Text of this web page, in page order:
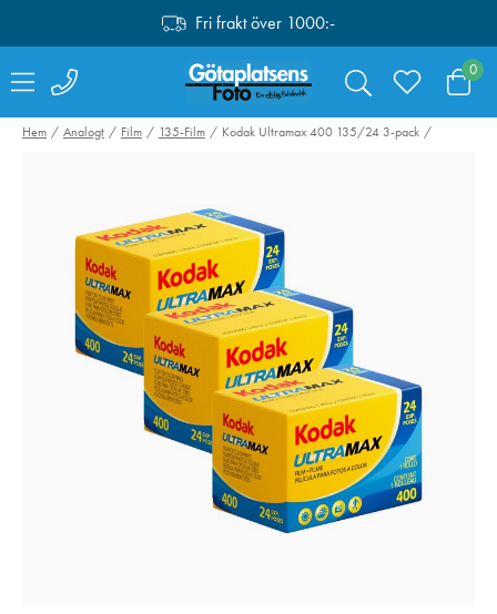
Fri frakt över 1000:-
0
NiSi ND-VARIO 1-5
Stops True Color
67mm
Pris:1 990 kr
1 990 kr
Jupio
bl.a. Canon
Hem Analogt Film 135-Film Kodak Ultramax 400 135/24 3-pack